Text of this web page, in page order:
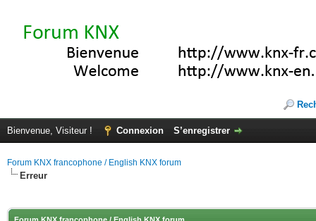
Bienvenue, Visiteur ! Connexion S’enregistrer
Forum KNX francophone / English KNX forum
Erreur